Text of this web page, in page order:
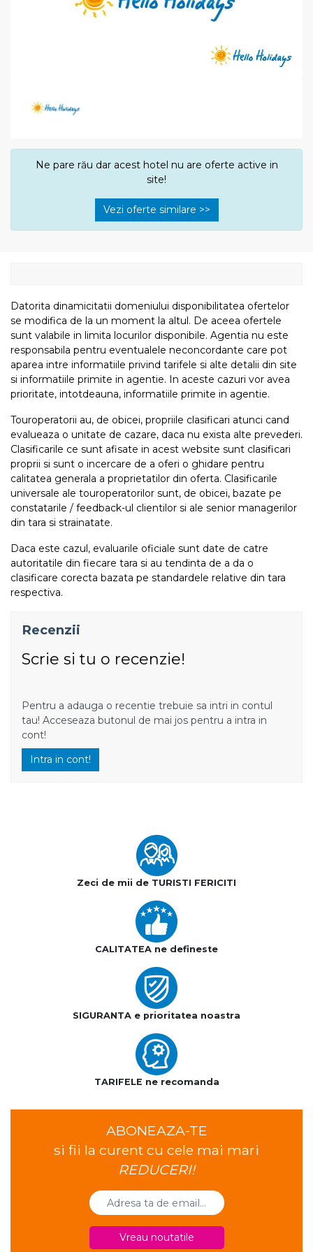
Ne pare rău dar acest hotel nu are oferte active in
site!
Vezi oferte similare >>
Datorita dinamicitatii domeniului disponibilitatea ofertelor
se modifica de la un moment la altul. De aceea ofertele
sunt valabile in limita locurilor disponibile. Agentia nu este
responsabila pentru eventualele neconcordante care pot
aparea intre informatiile privind tarifele si alte detalii din site
si informatiile primite in agentie. In aceste cazuri vor avea
prioritate, intotdeauna, informatiile primite in agentie.
Touroperatorii au, de obicei, propriile clasificari atunci cand
evalueaza o unitate de cazare, daca nu exista alte prevederi.
Clasificarile ce sunt afisate in acest website sunt clasificari
proprii si sunt o incercare de a oferi o ghidare pentru
calitatea generala a proprietatilor din oferta. Clasificarile
universale ale touroperatorilor sunt, de obicei, bazate pe
constatarile / feedback-ul clientilor si ale senior managerilor
din tara si strainatate.
Daca este cazul, evaluarile oficiale sunt date de catre
autoritatile din fiecare tara si au tendinta de a da o
clasificare corecta bazata pe standardele relative din tara
respectiva.
Recenzii
Scrie si tu o recenzie!
Pentru a adauga o recentie trebuie sa intri in contul
tau! Acceseaza butonul de mai jos pentru a intra in
cont!
Intra in cont!
Zeci de mii de TURISTI FERICITI
CALITATEA ne defineste
SIGURANTA e prioritatea noastra
TARIFELE ne recomanda
ABONEAZA-TE
si fii la curent cu cele mai mari
REDUCERI!
Vreau noutatile